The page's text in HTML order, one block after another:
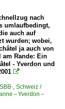
nach
umlaufbedingt,
auch auf
wurden; wobei,
ja auch von
am Rande: Ein
- Yverdon und

, Schweiz /
– Yverdon –